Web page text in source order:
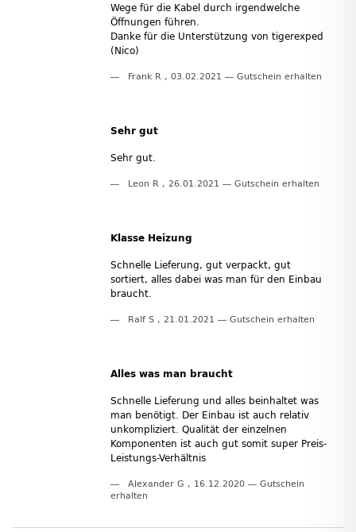
Wege für die Kabel durch irgendwelche
Öffnungen führen.
Danke für die Unterstützung von tigerexped
(Nico)
Frank R , 03.02.2021 Gutschein erhalten
Sehr gut
Sehr gut.
Leon R , 26.01.2021 Gutschein erhalten
Klasse Heizung
Schnelle Lieferung, gut verpackt, gut
sortiert, alles dabei was man für den Einbau
braucht.
Ralf S , 21.01.2021 Gutschein erhalten
Alles was man braucht
Schnelle Lieferung und alles beinhaltet was
man benötigt. Der Einbau ist auch relativ
unkompliziert. Qualität der einzelnen
Komponenten ist auch gut somit super Preis-
Leistungs-Verhältnis
Alexander G , 16.12.2020
Gutschein
erhalten